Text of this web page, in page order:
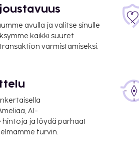
kansainvälinen
pyykinpesutilat
ulkouima-allas
avulla ja valitse sinulle
kaikki suuret
varmistamiseksi.
AI-
ja löydä parhaat
turvin.